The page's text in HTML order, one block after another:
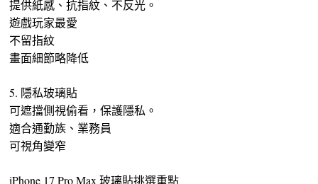
提供紙感、抗指紋、不反光。
遊戲玩家最愛
不留指紋
畫面細節略降低
5. 隱私玻璃貼
可遮擋側視偷看，保護隱私。
適合通勤族、業務員
可視角變窄
iPhone 17 Pro Max 玻璃貼挑選重點